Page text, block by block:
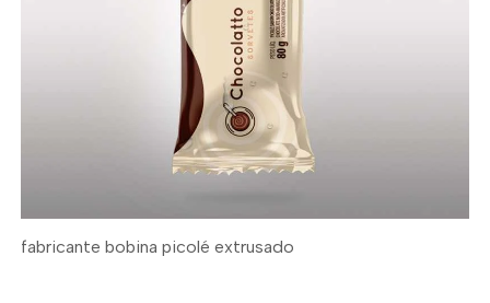
fabricante bobina picolé extrusado